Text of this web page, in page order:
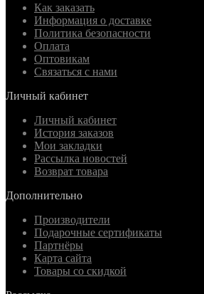
Как заказать
Информация о доставке
Политика безопасности
Оплата
Оптовикам
Связаться с нами
Личный кабинет
Личный кабинет
История заказов
Мои закладки
Рассылка новостей
Возврат товара
Дополнительно
Производители
Подарочные сертификаты
Партнёры
Карта сайта
Товары со скидкой